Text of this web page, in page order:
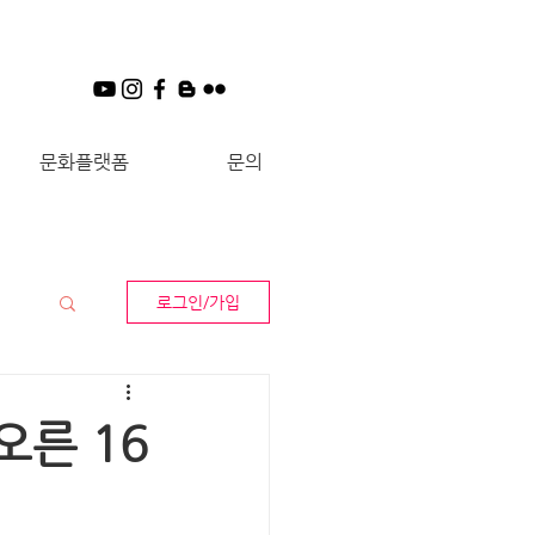
문화플랫폼 문의
로그인/가입
른 16